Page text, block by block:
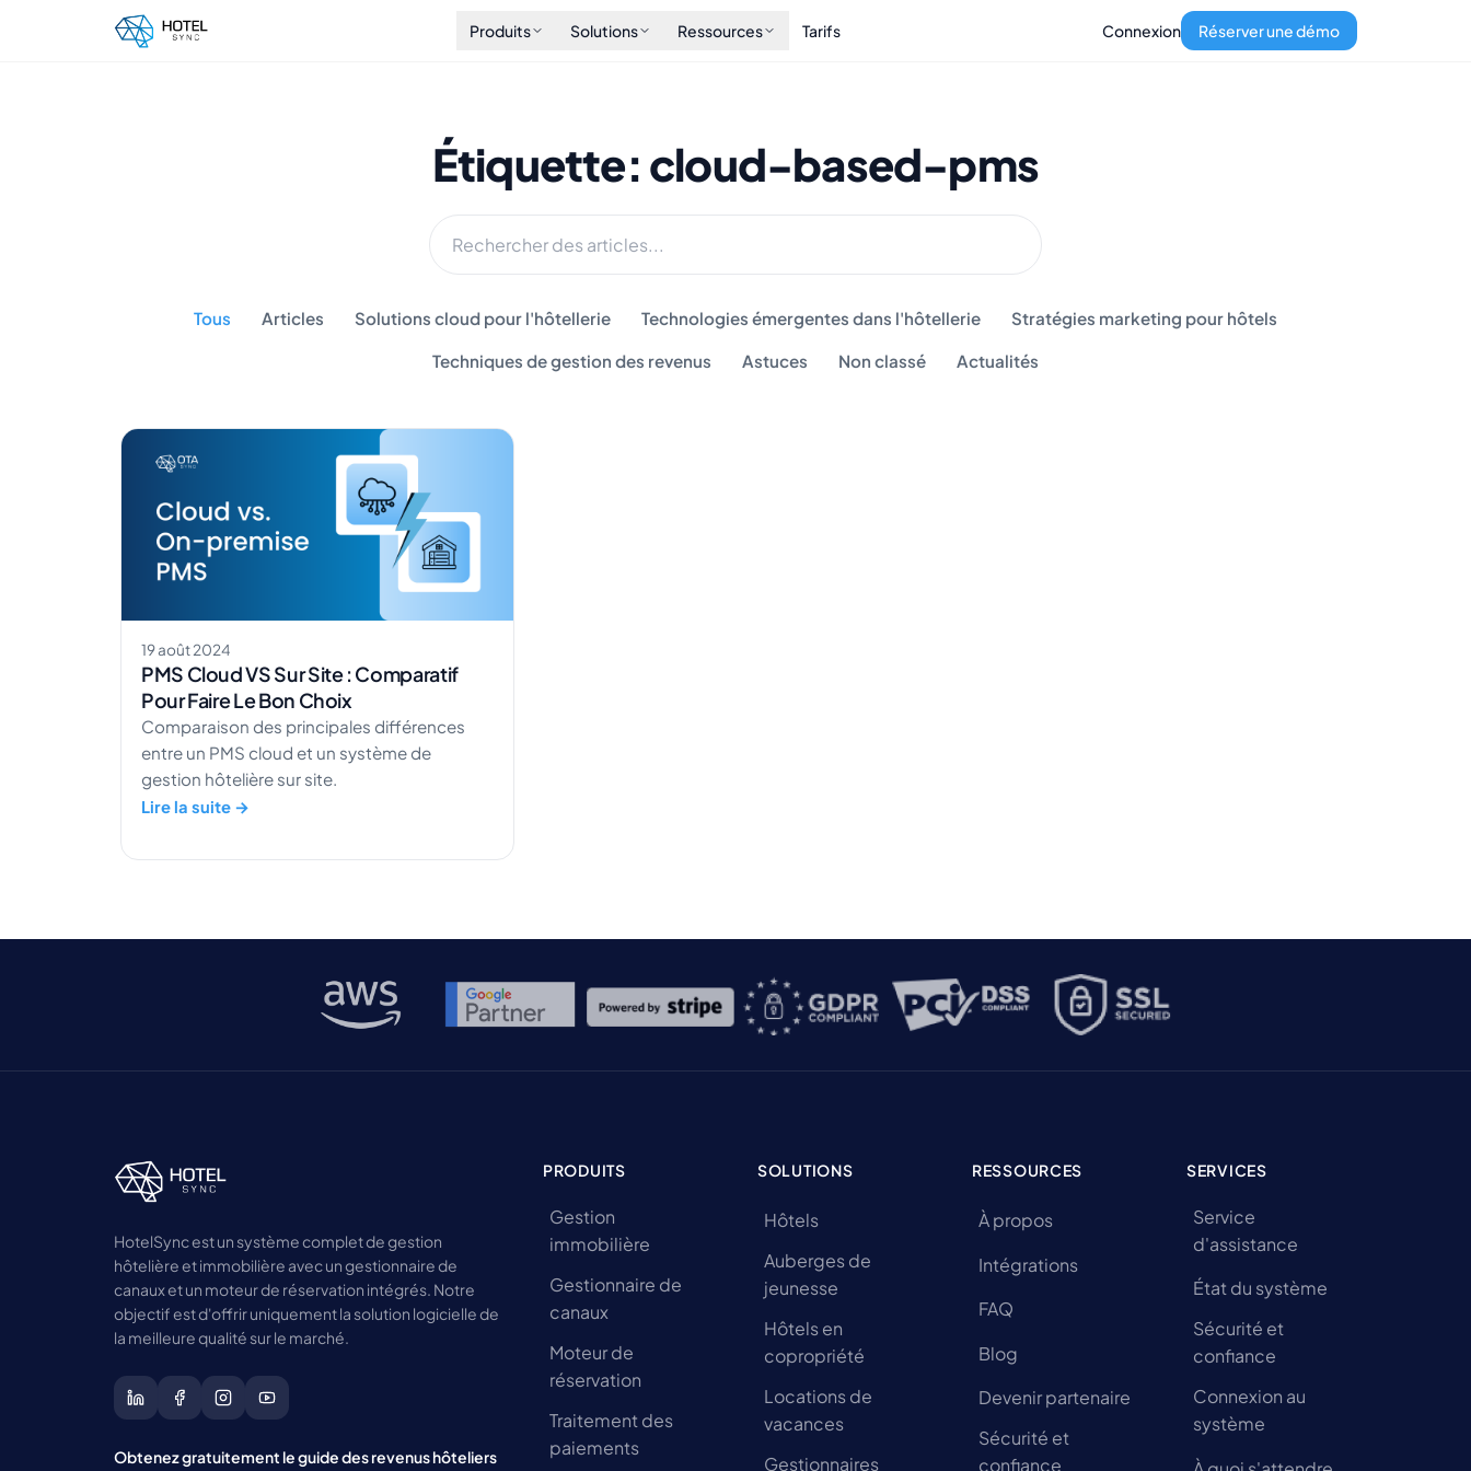
Produits Solutions Ressources Tarifs Connexion Réserver une démo
Étiquette: cloud-based-pms
Tous Articles Solutions cloud pour l'hôtellerie Technologies émergentes dans l'hôtellerie Stratégies marketing pour hôtels
Techniques de gestion des revenus Astuces Non classé Actualités
19 août 2024
PMS Cloud VS Sur Site : Comparatif
Pour Faire Le Bon Choix
Comparaison des principales différences
entre un PMS cloud et un système de
gestion hôtelière sur site.
Lire la suite →
HotelSync est un système complet de gestion
hôtelière et immobilière avec un gestionnaire de
canaux et un moteur de réservation intégrés. Notre
objectif est d'offrir uniquement la solution logicielle de
la meilleure qualité sur le marché.
Obtenez gratuitement le guide des revenus hôteliers
PRODUITS
Gestion
immobilière
Gestionnaire de
canaux
Moteur de
réservation
Traitement des
paiements
SOLUTIONS
Hôtels
Auberges de
jeunesse
Hôtels en
copropriété
Locations de
vacances
Gestionnaires
RESSOURCES
À propos
Intégrations
FAQ
Blog
Devenir partenaire
Sécurité et
confiance
SERVICES
Service
d'assistance
État du système
Sécurité et
confiance
Connexion au
système